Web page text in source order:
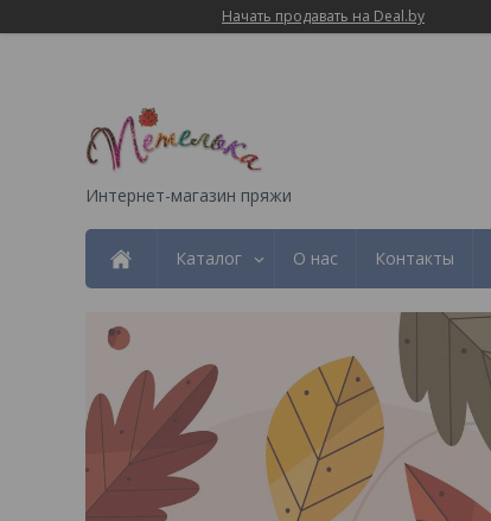
Начать продавать на Deal.by
Интернет-магазин пряжи
Каталог О нас Контакты